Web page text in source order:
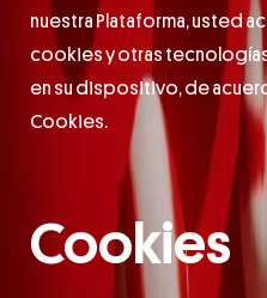
nuestra Plataforma, usted
cookies y otras
en su dispositivo, de
Cookies.
Cookies